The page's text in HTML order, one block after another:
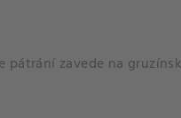
pátrání zavede na